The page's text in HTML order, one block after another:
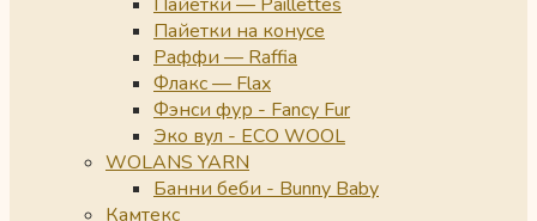
Пайетки на конусе
Раффи — Raffia
Флакс — Flax
Фэнси фур - Fancy Fur
Эко вул - ECO WOOL
WOLANS YARN
Банни беби - Bunny Baby
Камтекс